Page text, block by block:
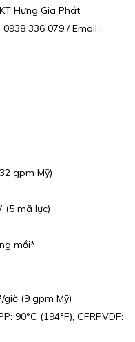
Hưng Gia Phát
336 079 / Email :
gpm Mỹ)
(5 mã lực)
mồi*
giờ (9 gpm Mỹ)
90°C (194°F), CFRPVDF: